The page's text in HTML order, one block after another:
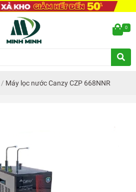
0
/ Máy lọc nước Canzy CZP 668NNR